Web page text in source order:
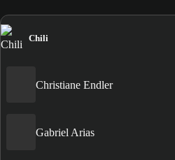
Chili
Christiane Endler
Gabriel Arias